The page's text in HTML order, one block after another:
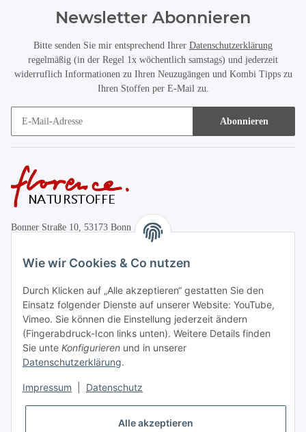
Newsletter Abonnieren
Bitte senden Sie mir entsprechend Ihrer Datenschutzerklärung
regelmäßig (in der Regel 1x wöchentlich samstags) und jederzeit
widerruflich Informationen zu Ihren Neuzugängen und Kombi Tipps zu
Ihren Stoffen per E-Mail zu.
Abonnieren
Bonner Straße 10, 53173 Bonn
Mo.-Fr. 10:00-17:00
Informationen
Gesetzliche Informationen
Wie wir Cookies & Co nutzen
Durch Klicken auf „Alle akzeptieren“ gestatten Sie den
Einsatz folgender Dienste auf unserer Website: YouTube,
Vimeo. Sie können die Einstellung jederzeit ändern
(Fingerabdruck-Icon links unten). Weitere Details finden
Sie unte Konfigurieren und in unserer
Datenschutzerklärung.
Impressum Datenschutz
Alle akzeptieren